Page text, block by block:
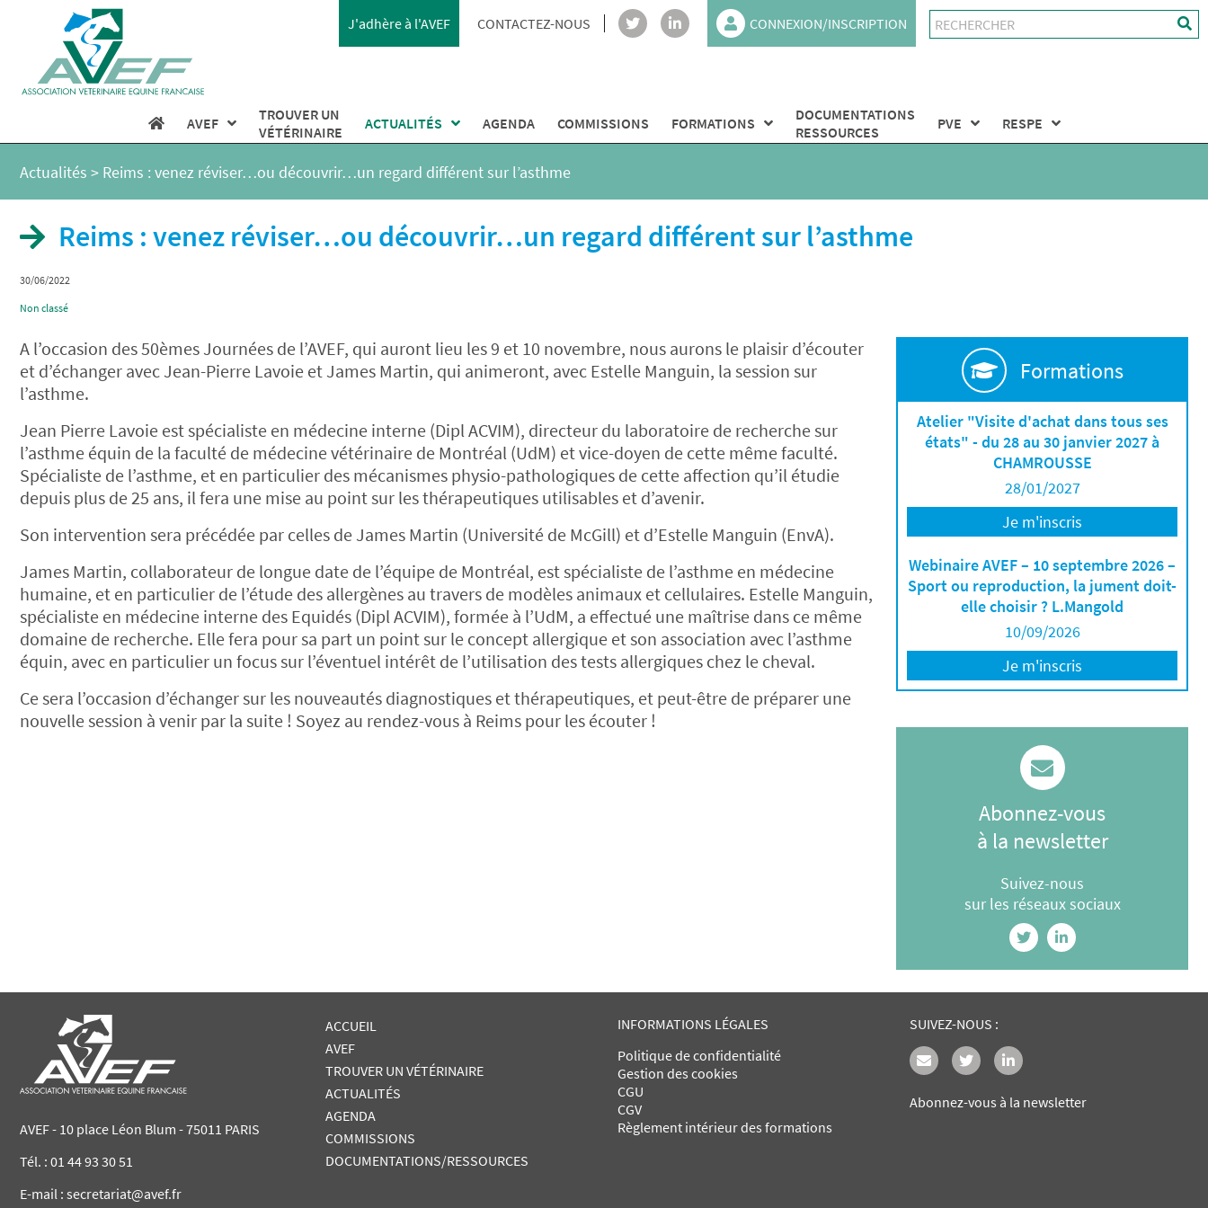
J'adhère à l'AVEF CONTACTEZ-NOUS CONNEXION/INSCRIPTION
AVEF
TROUVER UN
VÉTÉRINAIRE
ACTUALITÉS AGENDA COMMISSIONS FORMATIONS
DOCUMENTATIONS
RESSOURCES
PVE RESPE
Actualités > Reims : venez réviser…ou découvrir…un regard différent sur l’asthme
Reims : venez réviser…ou découvrir…un regard différent sur l’asthme
30/06/2022
Non classé
A l’occasion des 50èmes Journées de l’AVEF, qui auront lieu les 9 et 10 novembre, nous aurons le plaisir d’écouter
et d’échanger avec Jean-Pierre Lavoie et James Martin, qui animeront, avec Estelle Manguin, la session sur
l’asthme.
Jean Pierre Lavoie est spécialiste en médecine interne (Dipl ACVIM), directeur du laboratoire de recherche sur
l’asthme équin de la faculté de médecine vétérinaire de Montréal (UdM) et vice-doyen de cette même faculté.
Spécialiste de l’asthme, et en particulier des mécanismes physio-pathologiques de cette affection qu’il étudie
depuis plus de 25 ans, il fera une mise au point sur les thérapeutiques utilisables et d’avenir.
Son intervention sera précédée par celles de James Martin (Université de McGill) et d’Estelle Manguin (EnvA).
James Martin, collaborateur de longue date de l’équipe de Montréal, est spécialiste de l’asthme en médecine
humaine, et en particulier de l’étude des allergènes au travers de modèles animaux et cellulaires. Estelle Manguin,
spécialiste en médecine interne des Equidés (Dipl ACVIM), formée à l’UdM, a effectué une maîtrise dans ce même
domaine de recherche. Elle fera pour sa part un point sur le concept allergique et son association avec l’asthme
équin, avec en particulier un focus sur l’éventuel intérêt de l’utilisation des tests allergiques chez le cheval.
Ce sera l’occasion d’échanger sur les nouveautés diagnostiques et thérapeutiques, et peut-être de préparer une
nouvelle session à venir par la suite ! Soyez au rendez-vous à Reims pour les écouter !
Formations
Atelier "Visite d'achat dans tous ses
états" - du 28 au 30 janvier 2027 à
CHAMROUSSE
28/01/2027
Je m'inscris
Webinaire AVEF – 10 septembre 2026 –
Sport ou reproduction, la jument doit-
elle choisir ? L.Mangold
10/09/2026
Je m'inscris
Abonnez-vous
à la newsletter
Suivez-nous
sur les réseaux sociaux
AVEF - 10 place Léon Blum - 75011 PARIS
Tél. : 01 44 93 30 51
E-mail : secretariat@avef.fr
ACCUEIL
AVEF
TROUVER UN VÉTÉRINAIRE
ACTUALITÉS
AGENDA
COMMISSIONS
DOCUMENTATIONS/RESSOURCES
INFORMATIONS LÉGALES
Politique de confidentialité
Gestion des cookies
CGU
CGV
Règlement intérieur des formations
SUIVEZ-NOUS :
Abonnez-vous à la newsletter